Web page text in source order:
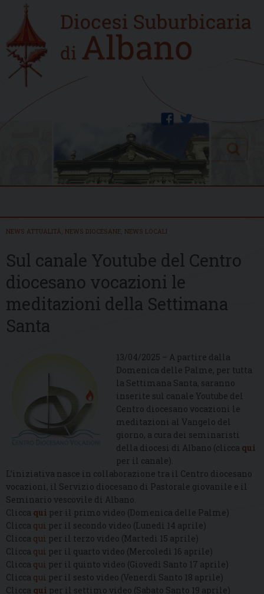
content
Home
new
twitter
facebook
Search
NEWS ATTUALITÀ NEWS DIOCESANE NEWS LOCALI
Sul canale Youtube del Centro
diocesano vocazioni le
meditazioni della Settimana
Santa
13/04/2025 – A partire dalla
Domenica delle Palme, per tutta
la Settimana Santa, saranno
inserite sul canale Youtube del
Centro diocesano vocazioni le
meditazioni al Vangelo del
giorno, a cura dei seminaristi
della diocesi di Albano (clicca qui
per il canale).
L’iniziativa nasce in collaborazione tra il Centro diocesano
vocazioni, il Servizio diocesano di Pastorale giovanile e il
Seminario vescovile di Albano.
Clicca qui per il primo video (Domenica delle Palme)
Clicca qui per il secondo video (Lunedì 14 aprile)
Clicca qui per il terzo video (Martedì 15 aprile)
Clicca qui per il quarto video (Mercoledì 16 aprile)
Clicca qui per il quinto video (Giovedì Santo 17 aprile)
Clicca qui per il sesto video (Venerdì Santo 18 aprile)
Clicca qui per il settimo video (Sabato Santo 19 aprile)